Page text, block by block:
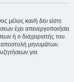
μέλος και/ή δεν είστε
έχει απενεργοποιήσει
ή ο διαχειριστής του
αποστολή μηνυμάτων.
για